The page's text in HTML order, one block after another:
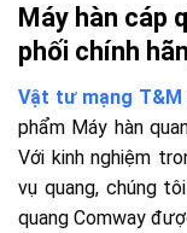
Máy hàn cáp
phối chính
Vật tư mạng T&M
phẩm Máy hàn
Với kinh nghiệm
vụ quang, chúng
quang Comway